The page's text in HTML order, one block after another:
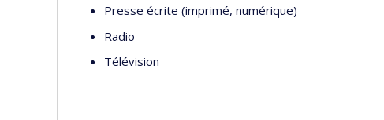
Presse écrite (imprimé, numérique)
Radio
Télévision